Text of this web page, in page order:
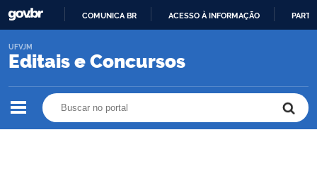
O
COMUNICA BR ACESSO À INFORMAÇÃO
Editais e Concursos
UFVJM